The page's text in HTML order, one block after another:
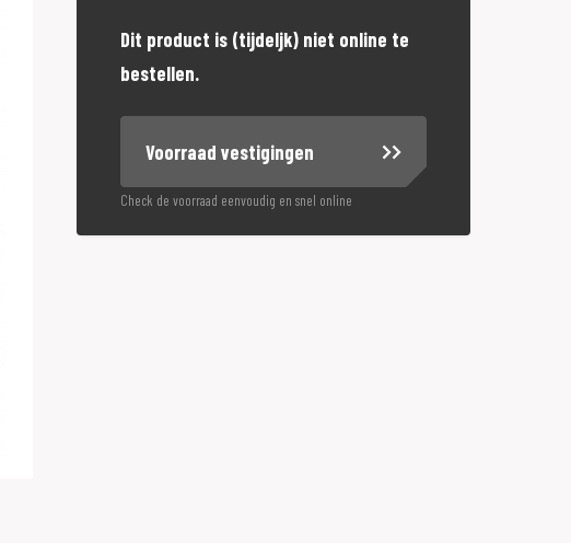
Dit product is (tijdeljk) niet online te
bestellen.
Voorraad vestigingen
Check de voorraad eenvoudig en snel online